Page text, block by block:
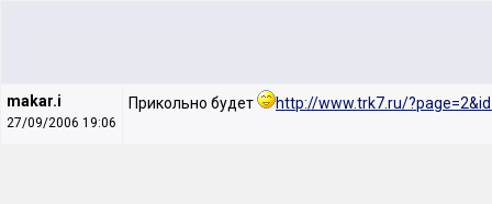
makar.i
27/09/2006 19:06
Прикольно будет http://www.trk7.ru/